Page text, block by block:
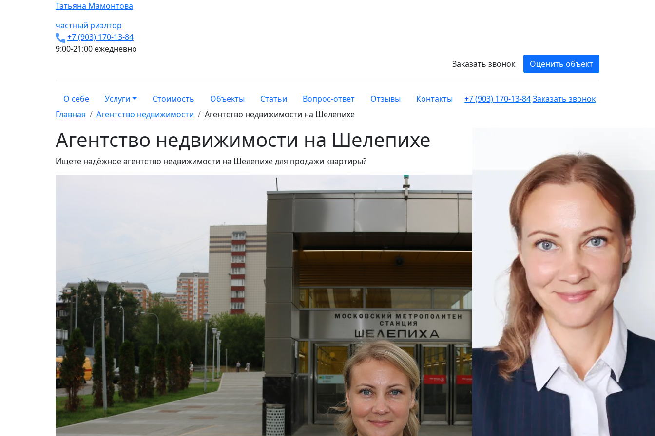
Татьяна Мамонтова
частный риэлтор
+7 (903) 170-13-84
9:00-21:00 ежедневно
Заказать звонок
Оценить объект
О себе Услуги Стоимость Объекты Статьи Вопрос-ответ Отзывы Контакты +7 (903) 170-13-84Заказать звонок
Главная
Агентство недвижимости Агентство недвижимости на Шелепихе
Агентство недвижимости на Шелепихе
Ищете надёжное агентство недвижимости на Шелепихе для продажи квартиры?